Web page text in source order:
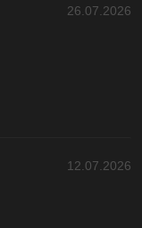
26.07.2026
12.07.2026